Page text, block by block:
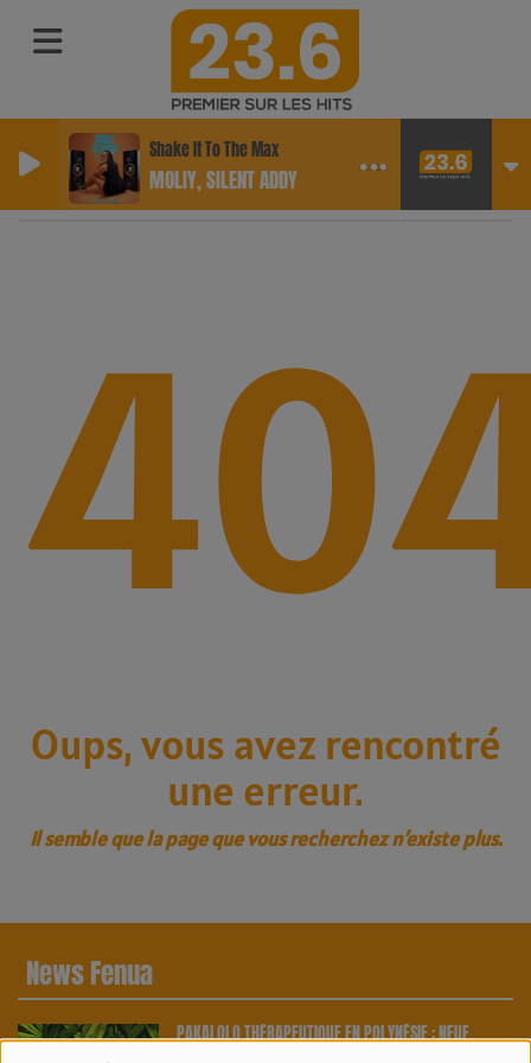
Shake It To The Max
MOLIY, SILENT ADDY
Oups, vous avez rencontré
une erreur.
Il semble que la page que vous recherchez n’existe plus.
News Fenua
PAKALOLO THÉRAPEUTIQUE EN POLYNÉSIE : NEUF